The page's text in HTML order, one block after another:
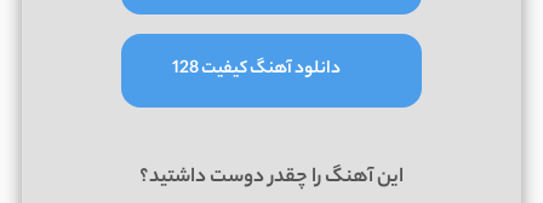
دانلود آهنگ کیفیت 128
این آهنگ را چقدر دوست داشتید؟